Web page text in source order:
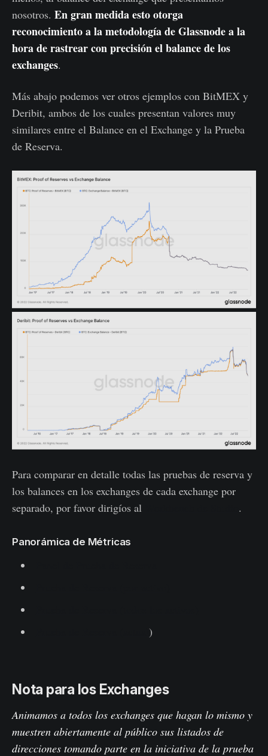
nosotros. En gran medida esto otorga
reconocimiento a la metodología de Glassnode a la
hora de rastrear con precisión el balance de los
exchanges.
Más abajo podemos ver otros ejemplos con BitMEX y
Deribit, ambos de los cuales presentan valores muy
similares entre el Balance en el Exchange y la Prueba
de Reserva.
Para comparar en detalle todas las pruebas de reserva y
los balances en los exchanges de cada exchange por
separado, por favor dirigíos al
.
Panorámica de Métricas
)
Nota para los Exchanges
Animamos a todos los exchanges que hagan lo mismo y
muestren abiertamente al público sus listados de
direcciones tomando parte en la iniciativa de la prueba